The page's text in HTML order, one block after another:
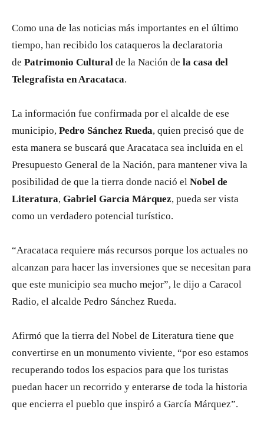
Como una de las noticias más importantes en el último
tiempo, han recibido los cataqueros la declaratoria
de Patrimonio Cultural de la Nación de la casa del
Telegrafista en Aracataca.
La información fue confirmada por el alcalde de ese
municipio, Pedro Sánchez Rueda, quien precisó que de
esta manera se buscará que Aracataca sea incluida en el
Presupuesto General de la Nación, para mantener viva la
posibilidad de que la tierra donde nació el Nobel de
Literatura, Gabriel García Márquez, pueda ser vista
como un verdadero potencial turístico.
“Aracataca requiere más recursos porque los actuales no
alcanzan para hacer las inversiones que se necesitan para
que este municipio sea mucho mejor”, le dijo a Caracol
Radio, el alcalde Pedro Sánchez Rueda.
Afirmó que la tierra del Nobel de Literatura tiene que
convertirse en un monumento viviente, “por eso estamos
recuperando todos los espacios para que los turistas
puedan hacer un recorrido y enterarse de toda la historia
que encierra el pueblo que inspiró a García Márquez”.